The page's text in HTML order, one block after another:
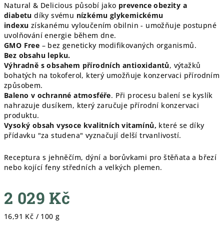
Natural & Delicious působí jako prevence obezity a
diabetudíky svému nízkému glykemickému
indexu získanému vyloučením obilnin - umožňuje postupné
uvolňování energie během dne.
GMO Free – bez geneticky modifikovaných organismů.
Bez obsahu lepku.
Výhradně s obsahem přírodních antioxidantů, výtažků
bohatých na tokoferol, který umožňuje konzervaci přírodním
způsobem.
Baleno v ochranné atmosféře. Při procesu balení se kyslík
nahrazuje dusíkem, který zaručuje přírodní konzervaci
produktu.
Vysoký obsah vysoce kvalitních vitamínů, které se díky
přídavku "za studena" vyznačují delší trvanlivostí.
Receptura s jehněčím, dýní a borůvkami pro štěňata a březí
nebo kojící feny středních a velkých plemen.
2 029 Kč
Měrná
16,91 Kč / 100 g